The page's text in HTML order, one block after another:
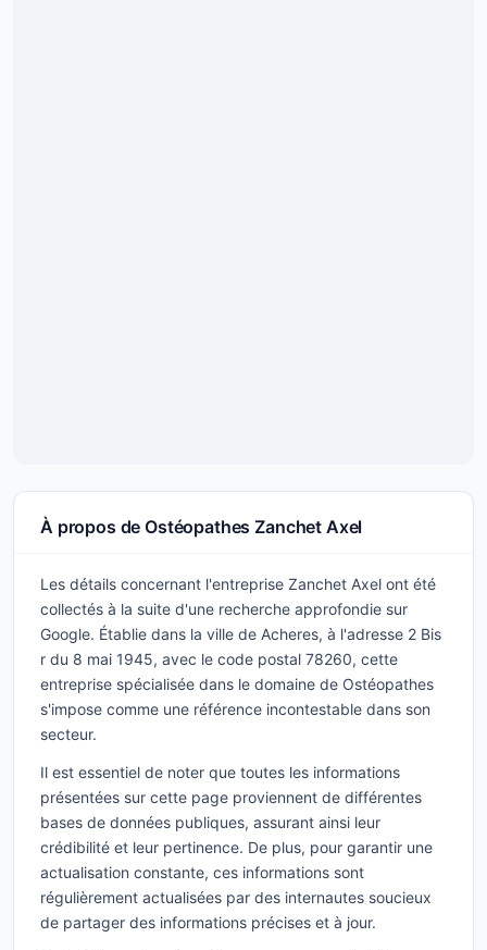
À propos de Ostéopathes Zanchet Axel
Les détails concernant l'entreprise Zanchet Axel ont été
collectés à la suite d'une recherche approfondie sur
Google. Établie dans la ville de Acheres, à l'adresse 2 Bis
r du 8 mai 1945, avec le code postal 78260, cette
entreprise spécialisée dans le domaine de Ostéopathes
s'impose comme une référence incontestable dans son
secteur.
Il est essentiel de noter que toutes les informations
présentées sur cette page proviennent de différentes
bases de données publiques, assurant ainsi leur
crédibilité et leur pertinence. De plus, pour garantir une
actualisation constante, ces informations sont
régulièrement actualisées par des internautes soucieux
de partager des informations précises et à jour.